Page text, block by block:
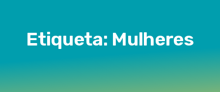
Etiqueta: Mulheres